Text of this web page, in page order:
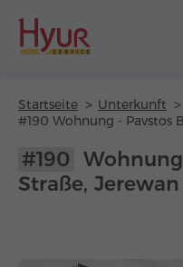
Startseite Unterkunft
#190
Straße, Jerewan